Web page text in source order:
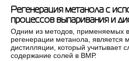
Регенерация метанола с
процессов выпаривания и
Одним из методов, применяемых
регенерации метанола, является
дистилляции, который учитывает
содержание солей в ВМР.